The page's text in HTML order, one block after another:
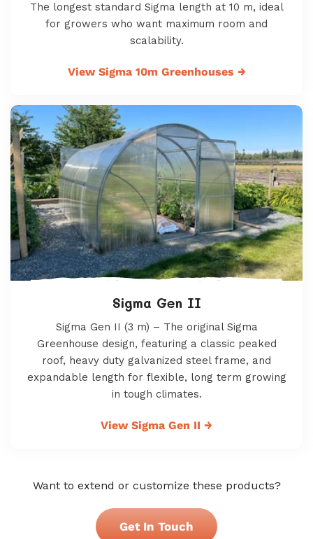
The longest standard Sigma length at 10 m, ideal
for growers who want maximum room and
scalability.
View Sigma 10m Greenhouses →
Sigma Gen II
Sigma Gen II (3 m) – The original Sigma
Greenhouse design, featuring a classic peaked
roof, heavy duty galvanized steel frame, and
expandable length for flexible, long term growing
in tough climates.
View Sigma Gen II →
Want to extend or customize these products?
Get In Touch